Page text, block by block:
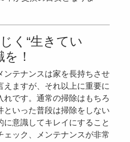
く“生きてい
！
ンテナンスは家を長持ちさせ
えますが、それ以上に重要に
れです。通常の掃除はもちろ
といった普段は掃除をしない
に意識してキレイにすること
ェック、メンテナンスが非常